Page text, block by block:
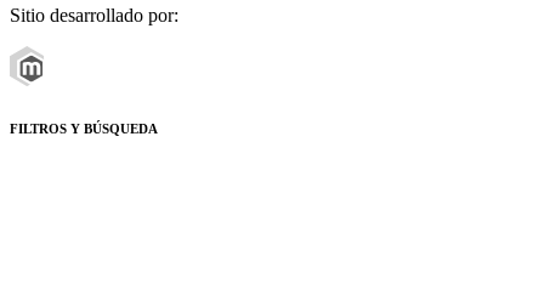
Sitio desarrollado por:
FILTROS Y BÚSQUEDA